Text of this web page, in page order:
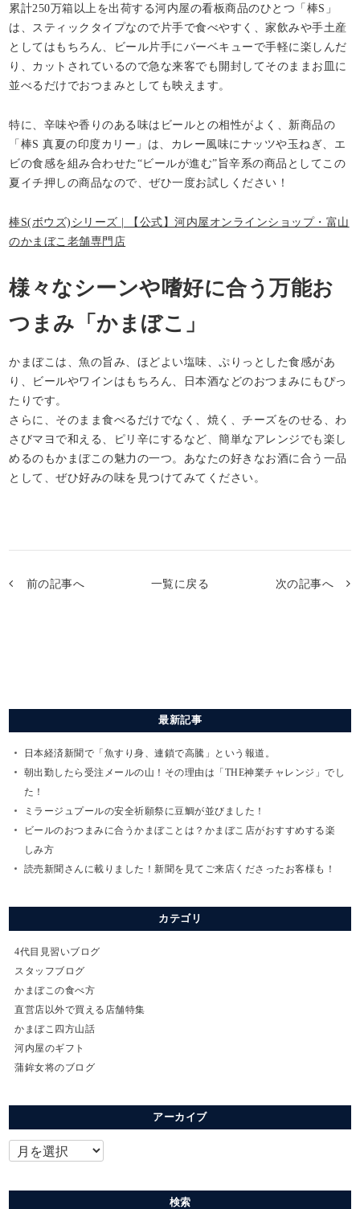
累計250万箱以上を出荷する河内屋の看板商品のひとつ「棒S」
は、スティックタイプなので片手で食べやすく、家飲みや手土産
としてはもちろん、ビール片手にバーベキューで手軽に楽しんだ
り、カットされているので急な来客でも開封してそのままお皿に
並べるだけでおつまみとしても映えます。
特に、辛味や香りのある味はビールとの相性がよく、新商品の
「棒S 真夏の印度カリー」は、カレー風味にナッツや玉ねぎ、エ
ビの食感を組み合わせた“ビールが進む”旨辛系の商品としてこの
夏イチ押しの商品なので、ぜひ一度お試しください！
棒S(ボウズ)シリーズ | 【公式】河内屋オンラインショップ・富山
のかまぼこ老舗専門店
様々なシーンや嗜好に合う万能お
つまみ「かまぼこ」
かまぼこは、魚の旨み、ほどよい塩味、ぷりっとした食感があ
り、ビールやワインはもちろん、日本酒などのおつまみにもぴっ
たりです。
さらに、そのまま食べるだけでなく、焼く、チーズをのせる、わ
さびマヨで和える、ピリ辛にするなど、簡単なアレンジでも楽し
めるのもかまぼこの魅力の一つ。あなたの好きなお酒に合う一品
として、ぜひ好みの味を見つけてみてください。
前の記事へ 一覧に戻る 次の記事へ
最新記事
日本経済新聞で「魚すり身、連鎖で高騰」という報道。
朝出勤したら受注メールの山！その理由は「THE神業チャレンジ」でし
た！
ミラージュプールの安全祈願祭に豆鯛が並びました！
ビールのおつまみに合うかまぼことは？かまぼこ店がおすすめする楽
しみ方
読売新聞さんに載りました！新聞を見てご来店くださったお客様も！
カテゴリ
4代目見習いブログ
スタッフブログ
かまぼこの食べ方
直営店以外で買える店舗特集
かまぼこ四方山話
河内屋のギフト
蒲鉾女将のブログ
アーカイブ
検索